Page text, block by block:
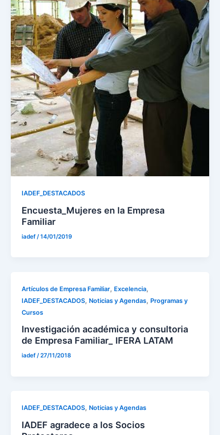
IADEF_DESTACADOS
Encuesta_Mujeres en la Empresa
Familiar
iadef /14/01/2019
Artículos de Empresa Familiar, Excelencia,
IADEF_DESTACADOS, Noticias y Agendas, Programas y
Cursos
Investigación académica y consultoria
de Empresa Familiar_ IFERA LATAM
iadef/27/11/2018
IADEF_DESTACADOS, Noticias y Agendas
IADEF agradece a los Socios